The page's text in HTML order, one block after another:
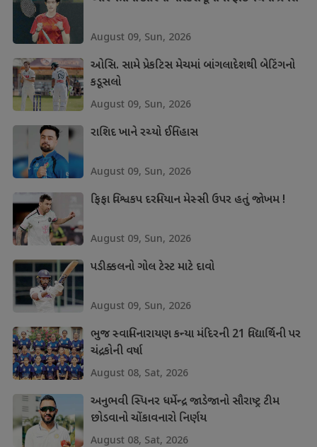
August 09, Sun, 2026
ઓસિ. સામે પ્રેકટિસ મેચમાં બાંગલાદેશથી બેટિંગનો
કડૂસલો
August 09, Sun, 2026
રાશિદ ખાને રચ્યો ઈતિહાસ
August 09, Sun, 2026
ફિફા વિશ્વકપ દરમિયાન મેસ્સી ઉપર હતું જોખમ !
August 09, Sun, 2026
પડીક્કલનો ગોલ ટેસ્ટ માટે દાવો
August 09, Sun, 2026
ભુજ સ્વામિનારાયણ કન્યા મંદિરની 21 વિદ્યાર્થિની પર
ચંદ્રકોની વર્ષા
August 08, Sat, 2026
અનુભવી સ્પિનર ધર્મેન્દ્ર જાડેજાનો સૌરાષ્ટ્ર ટીમ
છોડવાનો ચોંકાવનારો નિર્ણય
August 08, Sat, 2026